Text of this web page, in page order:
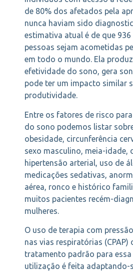
de 80% dos afetados pela
nunca haviam sido
estimativa atual é de que
pessoas sejam acometidas
em todo o mundo. Ela
efetividade do sono, gera
pode ter um impacto similar
produtividade.
Entre os fatores de risco
do sono podemos listar
obesidade, circunferência
sexo masculino, meia-idade,
hipertensão arterial, uso de
medicações sedativas,
aérea, ronco e histórico
muitos pacientes recém-
mulheres.
O uso de terapia com
nas vias respiratórias
tratamento padrão para essa
utilização é feita adaptando-